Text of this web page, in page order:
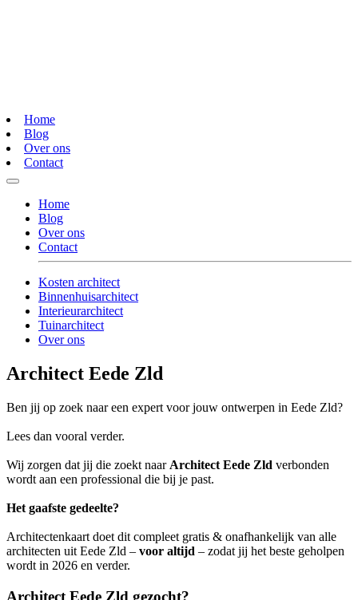
Home
Blog
Over ons
Contact
Home
Blog
Over ons
Contact
Kosten architect
Binnenhuisarchitect
Interieurarchitect
Tuinarchitect
Over ons
Architect Eede Zld
Ben jij op zoek naar een expert voor jouw ontwerpen in Eede Zld?
Lees dan vooral verder.
Wij zorgen dat jij die zoekt naar Architect Eede Zld verbonden
wordt aan een professional die bij je past.
Het gaafste gedeelte?
Architectenkaart doet dit compleet gratis & onafhankelijk van alle
architecten uit Eede Zld – voor altijd – zodat jij het beste geholpen
wordt in 2026 en verder.
Architect Eede Zld gezocht?